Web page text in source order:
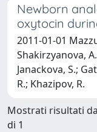
Newborn
oxytocin
2011-01-01
Shakirzyanova,
Janackova, S.;
R.; Khazipov, R.
Mostrati risultati da
di 1